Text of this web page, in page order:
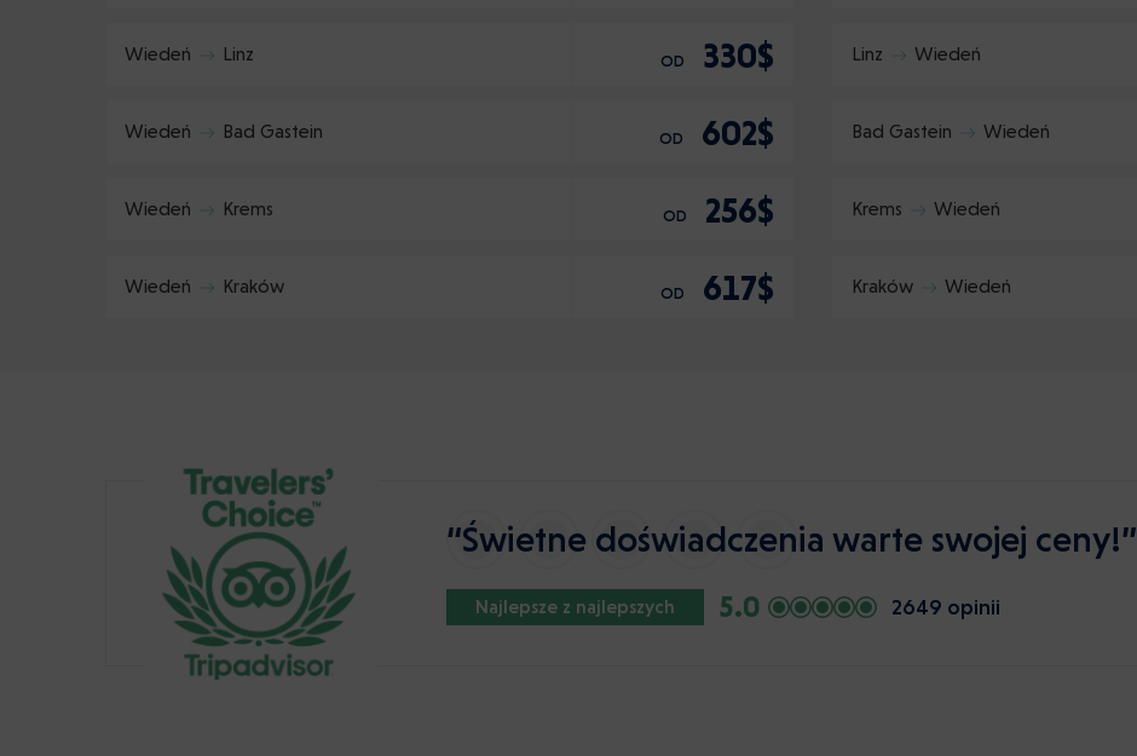
Wiedeń Linz OD 330$ Linz Wiedeń
Wiedeń Bad Gastein OD 602$ Bad Gastein Wiedeń
Wiedeń Krems OD 256$ Krems Wiedeń
Wiedeń Kraków OD 617$ Kraków Wiedeń
“Świetne doświadczenia warte swojej ceny!”
Najlepsze z najlepszych 5.0 2649 opinii